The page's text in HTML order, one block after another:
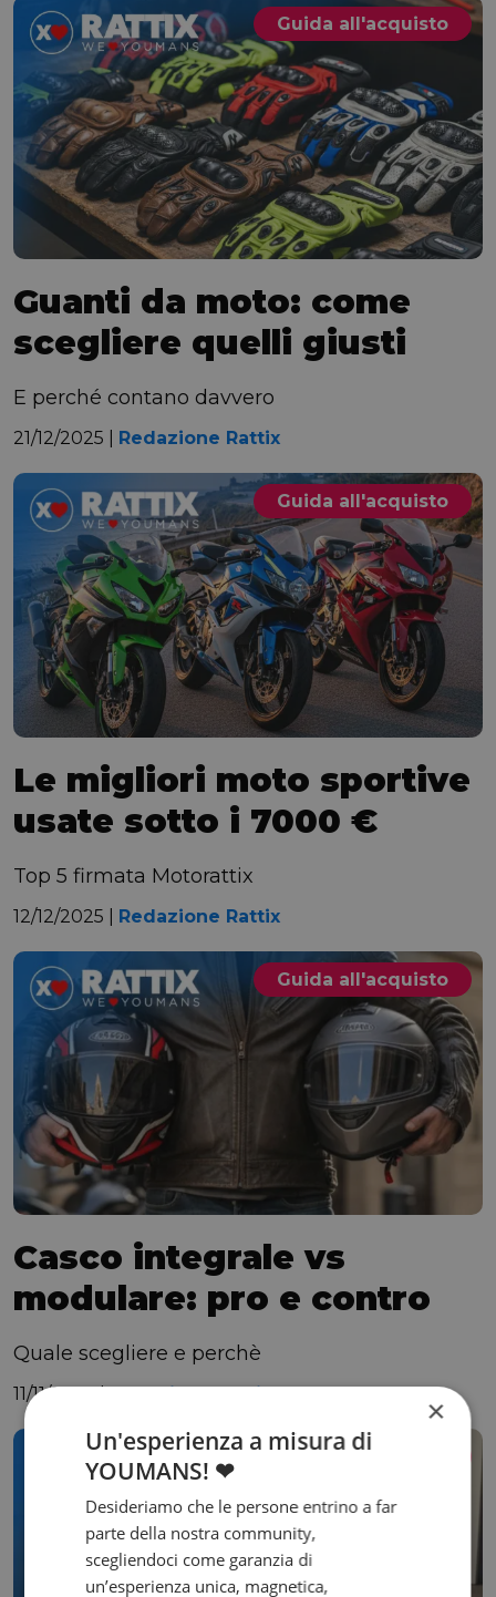
Guida all'acquisto
Guanti da moto: come
scegliere quelli giusti
E perché contano davvero
21/12/2025 | Redazione Rattix
Guida all'acquisto
Le migliori moto sportive
usate sotto i 7000 €
Top 5 firmata Motorattix
12/12/2025 | Redazione Rattix
Guida all'acquisto
Casco integrale vs
modulare: pro e contro
Quale scegliere e perchè
11/11/2025 |Redazione Rattix
Guida all'acquisto
×
Un'esperienza a misura di
YOUMANS! ❤
Desideriamo che le persone entrino a far
parte della nostra community,
scegliendoci come garanzia di
un’esperienza unica, magnetica,